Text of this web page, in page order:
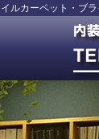
ルカーペット・ブ